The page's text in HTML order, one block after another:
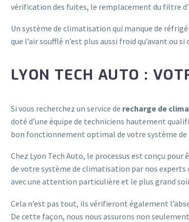
vérification des fuites, le remplacement du filtre
Un système de climatisation qui manque de
que l’air soufflé n’est plus aussi froid qu’avant
LYON TECH AUTO :
Si vous recherchez un service de recharge de
doté d’une équipe de techniciens hautement
bon fonctionnement optimal de votre système
Chez Lyon Tech Auto, le processus est conçu
de votre système de climatisation par nos
avec une attention particulière et le plus grand
Cela n’est pas tout, ils vérifieront également
De cette façon, nous nous assurons non